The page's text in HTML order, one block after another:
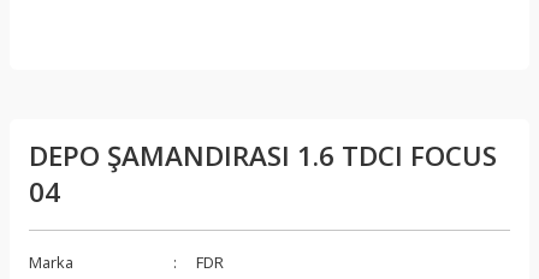
DEPO ŞAMANDIRASI 1.6 TDCI FOCUS
04
Marka
FDR